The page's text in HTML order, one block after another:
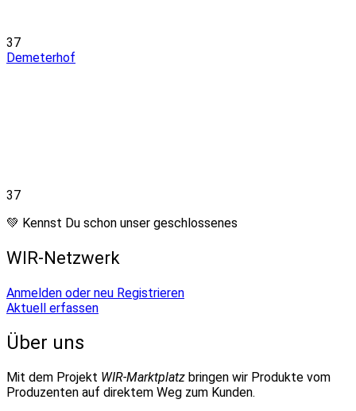
37
Demeterhof
37
💚 Kennst Du schon unser geschlossenes
WIR-Netzwerk
Anmelden oder neu Registrieren
Aktuell erfassen
Über uns
Mit dem Projekt WIR-Marktplatz bringen wir Produkte vom
Produzenten auf direktem Weg zum Kunden.